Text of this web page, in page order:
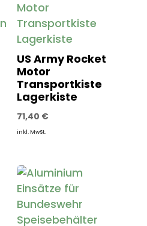
US Army Rocket
Motor
Transportkiste
Lagerkiste
71,40 €
inkl. MwSt.